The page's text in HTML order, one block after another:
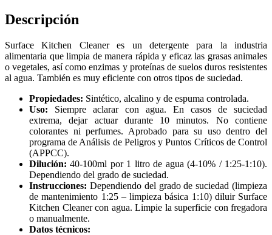
Descripción
Surface Kitchen Cleaner es un detergente para la industria
alimentaria que limpia de manera rápida y eficaz las grasas animales
o vegetales, así como enzimas y proteínas de suelos duros resistentes
al agua. También es muy eficiente con otros tipos de suciedad.
Propiedades: Sintético, alcalino y de espuma controlada.
Uso: Siempre aclarar con agua. En casos de suciedad
extrema, dejar actuar durante 10 minutos. No contiene
colorantes ni perfumes. Aprobado para su uso dentro del
programa de Análisis de Peligros y Puntos Críticos de Control
(APPCC).
Dilución: 40-100ml por 1 litro de agua (4-10% / 1:25-1:10).
Dependiendo del grado de suciedad.
Instrucciones: Dependiendo del grado de suciedad (limpieza
de mantenimiento 1:25 – limpieza básica 1:10) diluir Surface
Kitchen Cleaner con agua. Limpie la superficie con fregadora
o manualmente.
Datos técnicos: